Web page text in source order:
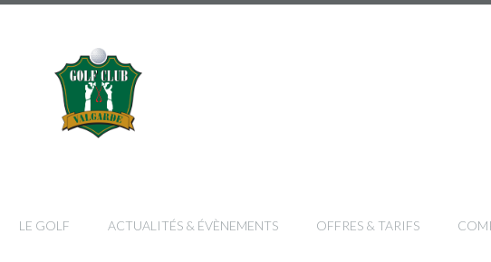
LE GOLF ACTUALITÉS & ÉVÈNEMENTS OFFRES & TARIFS